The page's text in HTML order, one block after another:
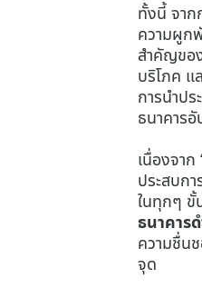
ทั้งนี้ จาก
ความผูก
สำคัญขอ
บริโภค แ
การนำป
ธนาคาร
เนื่องจาก
ประสบก
ในทุกๆ ขั้
ธนาคาร
ความชื่น
จุด